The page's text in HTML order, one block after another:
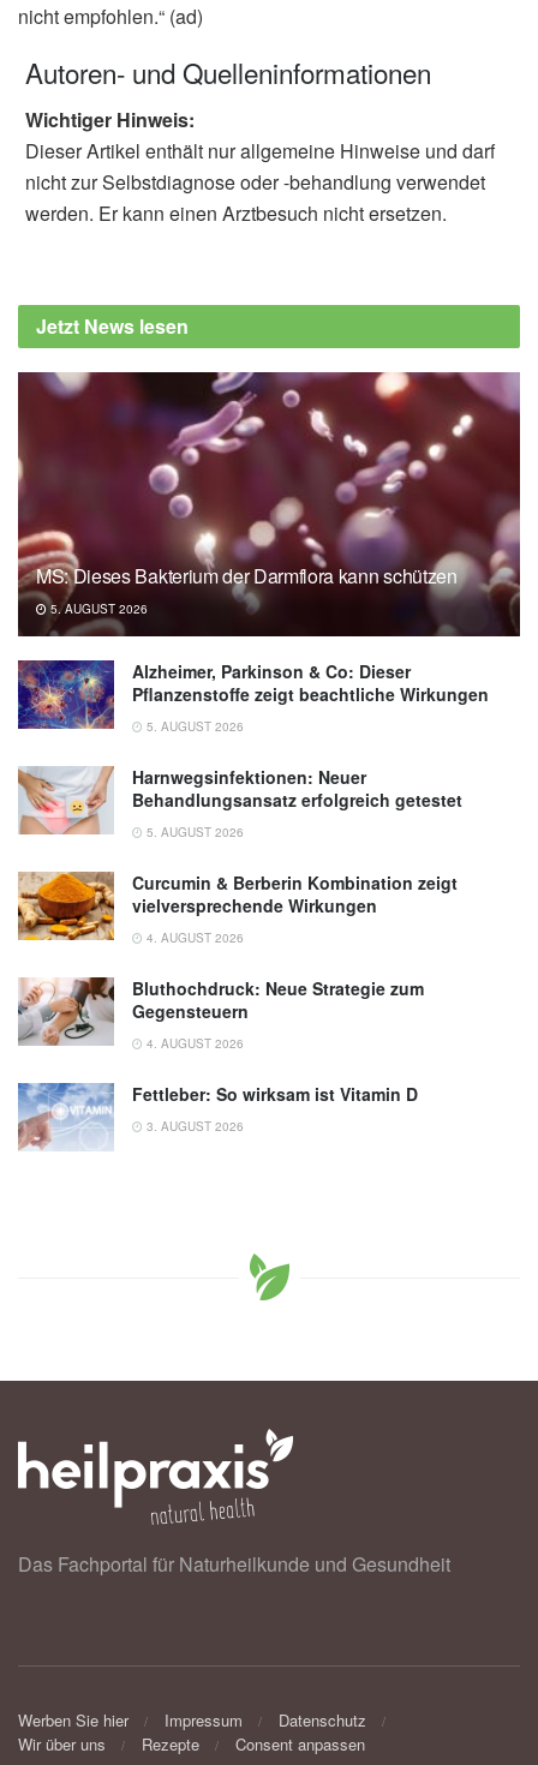
nicht empfohlen.“ (ad)
Autoren- und Quelleninformationen
Wichtiger Hinweis:
Dieser Artikel enthält nur allgemeine Hinweise und darf
nicht zur Selbstdiagnose oder -behandlung verwendet
werden. Er kann einen Arztbesuch nicht ersetzen.
Jetzt News lesen
MS: Dieses Bakterium der Darmflora kann schützen
5. AUGUST 2026
Alzheimer, Parkinson & Co: Dieser
Pflanzenstoffe zeigt beachtliche Wirkungen
5. AUGUST 2026
Harnwegsinfektionen: Neuer
Behandlungsansatz erfolgreich getestet
5. AUGUST 2026
Curcumin & Berberin Kombination zeigt
vielversprechende Wirkungen
4. AUGUST 2026
Bluthochdruck: Neue Strategie zum
Gegensteuern
4. AUGUST 2026
Fettleber: So wirksam ist Vitamin D
3. AUGUST 2026
Das Fachportal für Naturheilkunde und Gesundheit
Werben Sie hier Impressum
Datenschutz
Wir über uns
Rezepte Consent anpassen